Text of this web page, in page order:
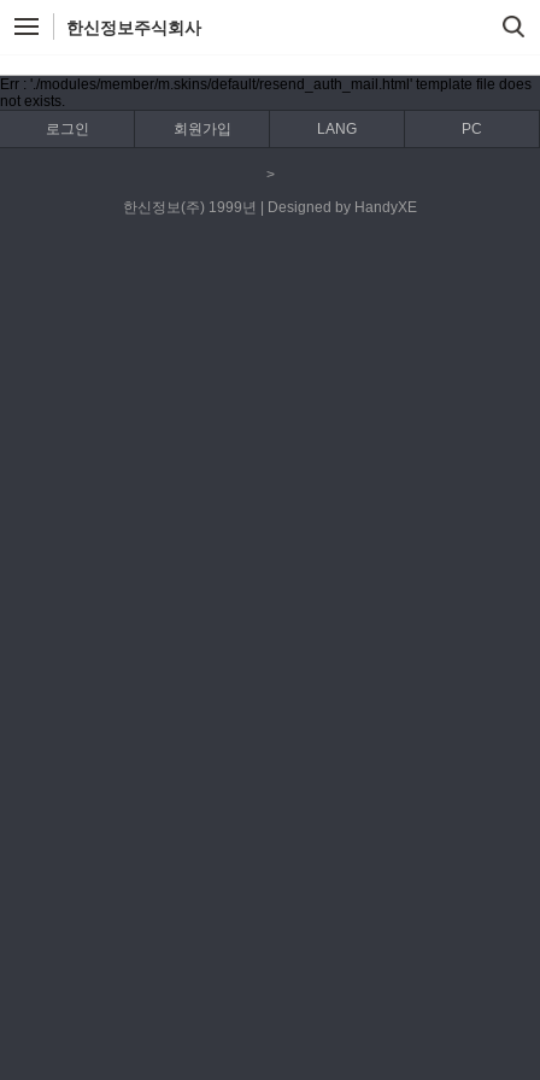
한신정보주식회사
Err : './modules/member/m.skins/default/resend_auth_mail.html' template file does
not exists.
로그인
회원가입 LANG PC
>
한신정보(주) 1999년 | Designed by HandyXE